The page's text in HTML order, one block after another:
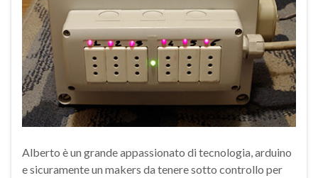
Alberto è un grande appassionato di tecnologia, arduino
e sicuramente un makers da tenere sotto controllo per